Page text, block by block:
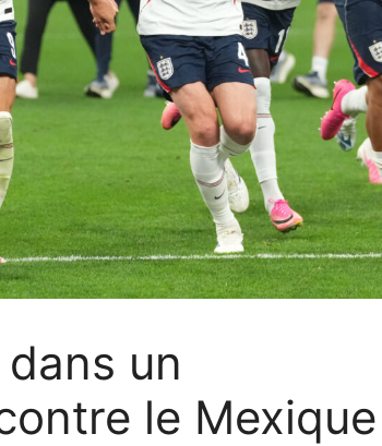
un
le Mexique